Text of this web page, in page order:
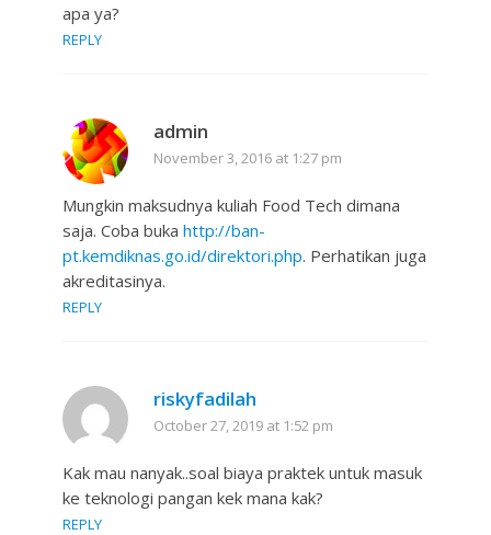
apa ya?
REPLY
admin
November 3, 2016 at 1:27 pm
Mungkin maksudnya kuliah Food Tech dimana
saja. Coba buka http://ban-
pt.kemdiknas.go.id/direktori.php. Perhatikan juga
akreditasinya.
REPLY
riskyfadilah
October 27, 2019 at 1:52 pm
Kak mau nanyak..soal biaya praktek untuk masuk
ke teknologi pangan kek mana kak?
REPLY